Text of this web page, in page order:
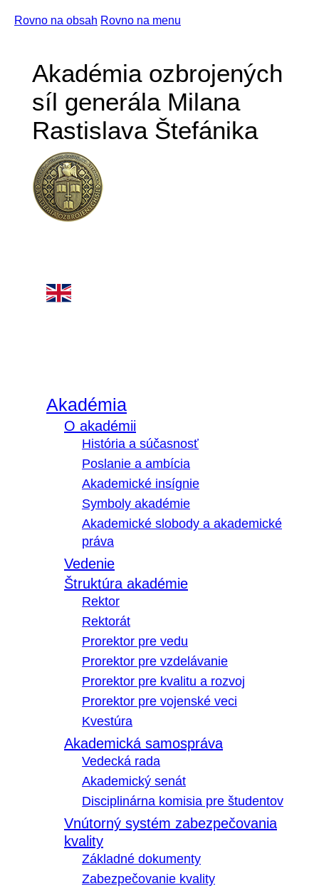
Rovno na obsah Rovno na menu
Akadémia ozbrojených
síl generála Milana
Rastislava Štefánika
Akadémia
O akadémii
História a súčasnosť
Poslanie a ambícia
Akademické insígnie
Symboly akadémie
Akademické slobody a akademické
práva
Vedenie
Štruktúra akadémie
Rektor
Rektorát
Prorektor pre vedu
Prorektor pre vzdelávanie
Prorektor pre kvalitu a rozvoj
Prorektor pre vojenské veci
Kvestúra
Akademická samospráva
Vedecká rada
Akademický senát
Disciplinárna komisia pre študentov
Vnútorný systém zabezpečovania
kvality
Základné dokumenty
Zabezpečovanie kvality